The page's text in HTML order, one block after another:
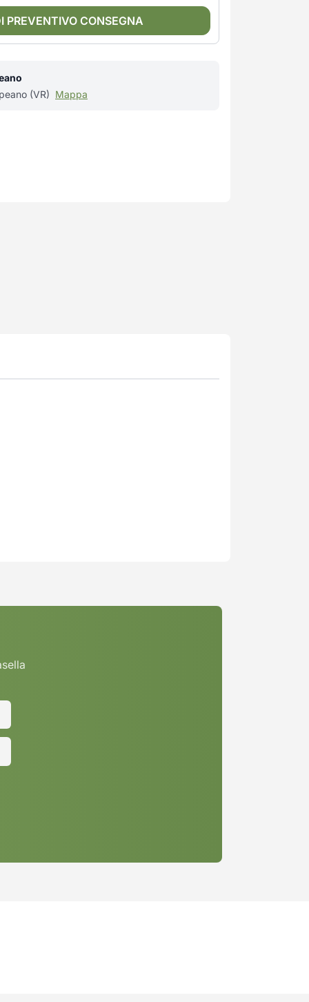
PREVENTIVO CONSEGNA
(VR) Mappa